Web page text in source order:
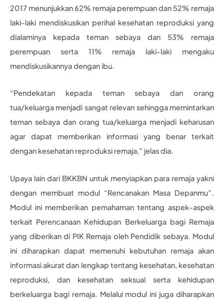
2017 menunjukkan 62% remaja perempuan dan 52% remaja
laki-laki mendiskusikan perihal kesehatan reproduksi yang
dialaminya kepada teman sebaya dan 53% remaja
perempuan serta 11% remaja laki-laki mengaku
mendiskusikannya dengan ibu.
“Pendekatan kepada teman sebaya dan orang
tua/keluarga menjadi sangat relevan sehingga memintarkan
teman sebaya dan orang tua/keluarga menjadi keharusan
agar dapat memberikan informasi yang benar terkait
dengan kesehatan reproduksi remaja,” jelas dia.
Upaya lain dari BKKBN untuk menyiapkan para remaja yakni
dengan membuat modul “Rencanakan Masa Depanmu”.
Modul ini memberikan pemahaman tentang aspek-aspek
terkait Perencanaan Kehidupan Berkeluarga bagi Remaja
yang diberikan di PIK Remaja oleh Pendidik sebaya. Modul
ini diharapkan dapat memenuhi kebutuhan remaja akan
informasi akurat dan lengkap tentang kesehatan, kesehatan
reproduksi, dan kesehatan seksual serta kehidupan
berkeluarga bagi remaja. Melalui modul ini juga diharapkan